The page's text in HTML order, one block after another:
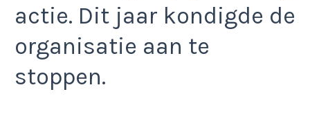
actie. Dit jaar kondigde de
organisatie aan te
stoppen.